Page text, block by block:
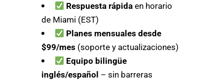
Respuesta rápida en horario
de Miami (EST)
Planes mensuales desde
$99/mes (soporte y actualizaciones)
Equipo bilingüe
inglés/español – sin barreras